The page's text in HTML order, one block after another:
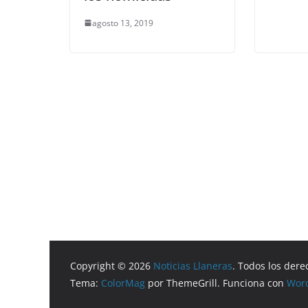
agosto 13, 2019
Copyright © 2026 Noticias Llaneras. Todos los
Tema: ColorMag por ThemeGrill. Funciona con